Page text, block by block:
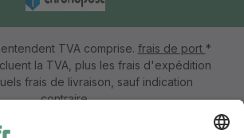
TVA comprise. frais de port *
la TVA, plus les frais d'expédition
frais de livraison, sauf indication
contraire.